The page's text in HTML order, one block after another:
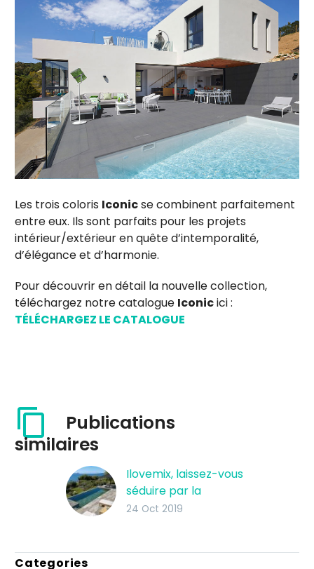
Les trois coloris Iconicse combinent parfaitement
entre eux. Ils sont parfaits pour les projets
intérieur/extérieur en quête d’intemporalité,
d’élégance et d’harmonie.
Pour découvrir en détail la nouvelle collection,
téléchargez notre catalogue Iconicici :
TÉLÉCHARGEZ LE CATALOGUE
Publications
similaires
Ilovemix, laissez-vous
séduire par la
nouvelle tendance
séduire par la
24 Oct 2019
Categories